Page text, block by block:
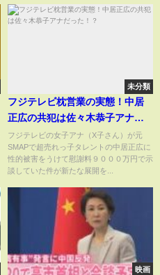
ミン
未分類
フジテレビ枕営業の実態！中居
正広の共犯は佐々木恭子アナだ
った！？
フジテレビの女子アナ（X子さん）が元
SMAPで超売れっ子タレントの中居正広に
性的被害をうけて慰謝料９０００万円で示
談していた件が新たな展開を...
映画